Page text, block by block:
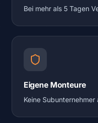
Bei mehr als 5 Tagen
Eigene Monteure
Keine Subunternehmer